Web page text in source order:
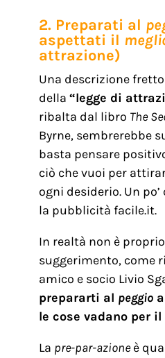
2. Preparati al
aspettati il
attrazione)
Una descrizione
della “legge di
ribalta dal libro The
Byrne, sembrerebbe
basta pensare
ciò che vuoi per
ogni desiderio. Un
la pubblicità facile.it.
In realtà non è
suggerimento, come
amico e socio Livio
prepararti al peggio
le cose vadano per il
La pre-par-azioneè